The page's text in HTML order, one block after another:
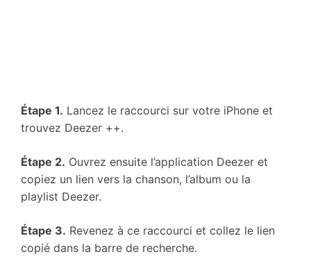
Étape 1. Lancez le raccourci sur votre iPhone et
trouvez Deezer ++.
Étape 2. Ouvrez ensuite l’application Deezer et
copiez un lien vers la chanson, l’album ou la
playlist Deezer.
Étape 3. Revenez à ce raccourci et collez le lien
copié dans la barre de recherche.